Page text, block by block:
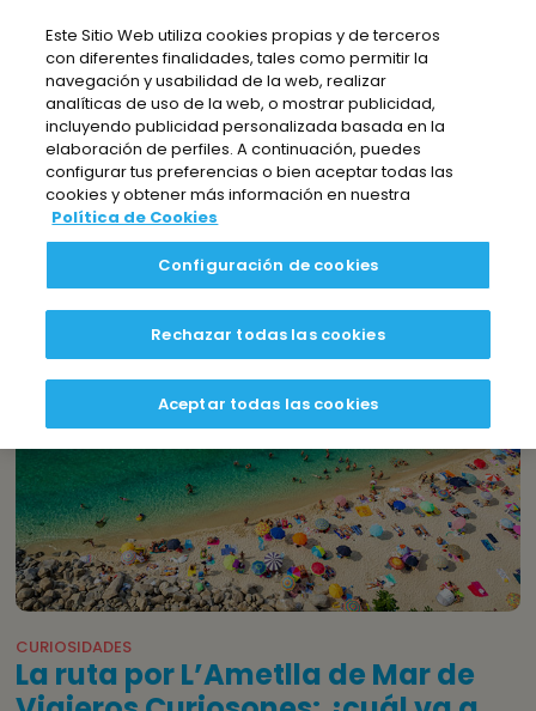
incluye
sistema
EL BLOG DE BEZOYA
Sostenibilidad Sabías que... Recetas
CURIOSIDADES
La ruta por L’Ametlla de Mar de
Este Sitio Web utiliza cookies propias y de terceros
con diferentes finalidades, tales como permitir la
navegación y usabilidad de la web, realizar
analíticas de uso de la web, o mostrar publicidad,
incluyendo publicidad personalizada basada en la
elaboración de perfiles. A continuación, puedes
configurar tus preferencias o bien aceptar todas las
cookies y obtener más información en nuestra
Política de Cookies
Configuración de cookies
Rechazar todas las cookies
Aceptar todas las cookies